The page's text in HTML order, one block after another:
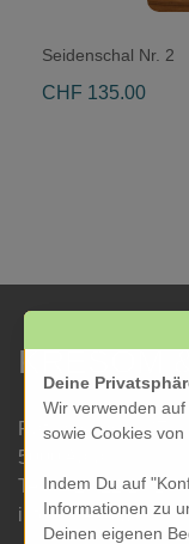
Seidenschal Nr. 2
CHF 135.00
KRESOM
Rathausgasse 27
5000 Aarau
Tel: 062 822 19 19
info@kresom.ch
Deine
Wir verwenden
sowie Cookies von
Indem Du auf
Informationen zu
Deinen eigenen